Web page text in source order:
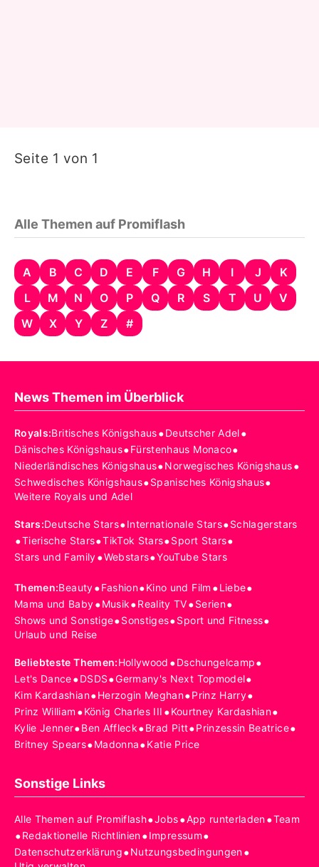
Seite 1 von 1
Alle Themen auf Promiflash
A B C D E F G H I J
K
L
M N O P Q R S T U
V
W
X Y Z #
News Themen im Überblick
Royals:Britisches Königshaus•Deutscher Adel•
Dänisches Königshaus•Fürstenhaus Monaco•
Niederländisches Königshaus•Norwegisches Königshaus•
Schwedisches Königshaus•Spanisches Königshaus•
Weitere Royals und Adel
Stars:Deutsche Stars•Internationale Stars•Schlagerstars
•Tierische Stars•TikTok Stars•Sport Stars•
Stars und Family•Webstars•YouTube Stars
Themen:Beauty•Fashion•Kino und Film •Liebe•
Mama und Baby•Musik•Reality TV•Serien•
Shows und Sonstige•Sonstiges•Sport und Fitness•
Urlaub und Reise
Beliebteste Themen:Hollywood •Dschungelcamp•
Let's Dance•DSDS•Germany's Next Topmodel•
Kim Kardashian•Herzogin Meghan•Prinz Harry•
Prinz William •König Charles III •Kourtney Kardashian•
Kylie Jenner•Ben Affleck•Brad Pitt•Prinzessin Beatrice•
Britney Spears•Madonna•Katie Price
Sonstige Links
Alle Themen auf Promiflash•Jobs•App runterladen•Team
•Redaktionelle Richtlinien•Impressum•
Datenschutzerklärung•Nutzungsbedingungen•